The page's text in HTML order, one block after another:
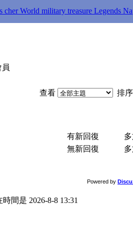
cher World military treasure Legends
查看 排
有新回復
無新回復
Powered by
間是 2026-8-8 13:31